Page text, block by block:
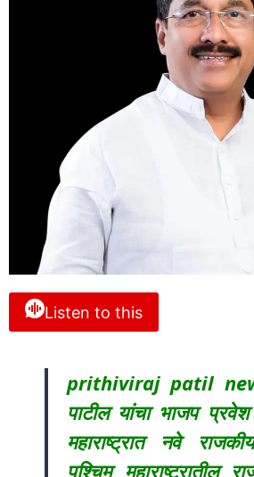
Listen to this
prithiviraj patil
पाटील यांचा भाजप
महाराष्ट्रात नवे
पश्चिम महाराष्ट्रातील